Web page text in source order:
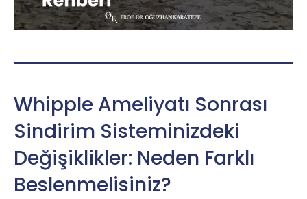
Whipple Ameliyatı Sonrası
Sindirim Sisteminizdeki
Değişiklikler: Neden Farklı
Beslenmelisiniz?